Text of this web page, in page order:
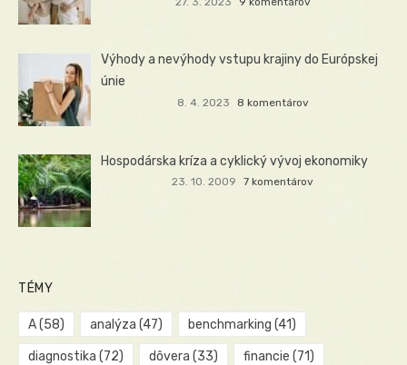
Výhody a nevýhody vstupu krajiny do Európskej
únie
8. 4. 2023 8 komentárov
Hospodárska kríza a cyklický vývoj ekonomiky
23. 10. 2009 7 komentárov
TÉMY
A(58) analýza (47) benchmarking (41)
diagnostika (72) dôvera (33) financie (71)